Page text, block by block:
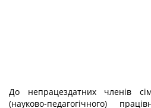
До непрацездатних членів
(науково-педагогічного)